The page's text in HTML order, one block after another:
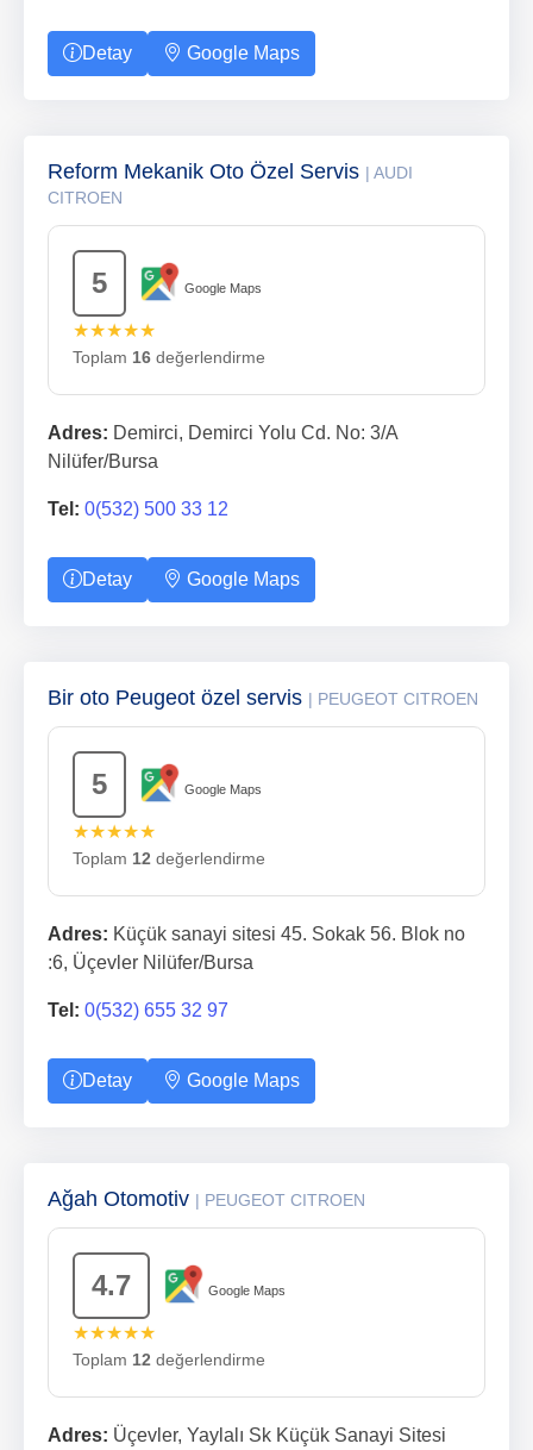
Detay Google Maps
Reform Mekanik Oto Özel Servis | AUDI
CITROEN
5 Google Maps
★★★★★
Toplam 16 değerlendirme
Adres: Demirci, Demirci Yolu Cd. No: 3/A
Nilüfer/Bursa
Tel: 0(532) 500 33 12
Detay Google Maps
Bir oto Peugeot özel servis | PEUGEOT CITROEN
5 Google Maps
★★★★★
Toplam 12 değerlendirme
Adres: Küçük sanayi sitesi 45. Sokak 56. Blok no
:6, Üçevler Nilüfer/Bursa
Tel: 0(532) 655 32 97
Detay Google Maps
Ağah Otomotiv | PEUGEOT CITROEN
4.7 Google Maps
★★★★★
Toplam 12 değerlendirme
Adres: Üçevler, Yaylalı Sk Küçük Sanayi Sitesi